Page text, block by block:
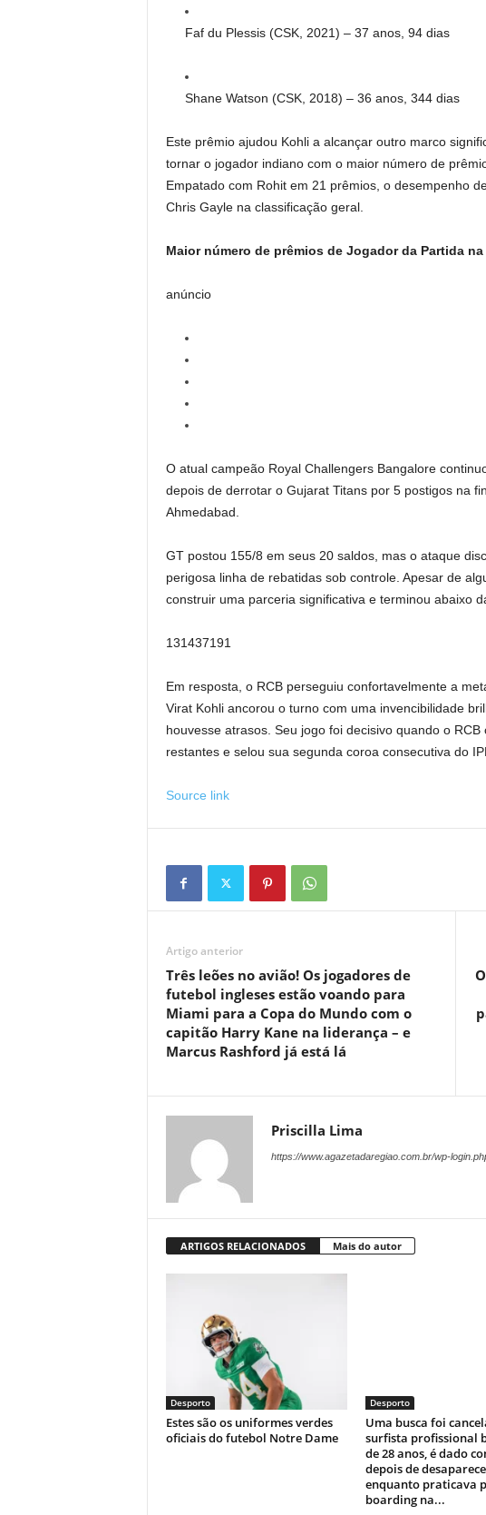
Faf du Plessis (CSK, 2021) – 37 anos, 94 dias
Shane Watson (CSK, 2018) – 36 anos, 344 dias
Este prêmio ajudou Kohli a alcançar outro marco
tornar o jogador indiano com o maior número de
Empatado com Rohit em 21 prêmios, o desempenho
Chris Gayle na classificação geral.
Maior número de prêmios de Jogador da Partida
anúncio
O atual campeão Royal Challengers Bangalore
depois de derrotar o Gujarat Titans por 5 postigos na
Ahmedabad.
GT postou 155/8 em seus 20 saldos, mas o ataque
perigosa linha de rebatidas sob controle. Apesar de
construir uma parceria significativa e terminou abaixo
131437191
Em resposta, o RCB perseguiu confortavelmente a
Virat Kohli ancorou o turno com uma invencibilidade
houvesse atrasos. Seu jogo foi decisivo quando o
restantes e selou sua segunda coroa consecutiva do
Source link
Artigo anterior
Três leões no avião! Os jogadores de
futebol ingleses estão voando para
Miami para a Copa do Mundo com o
capitão Harry Kane na liderança – e
Marcus Rashford já está lá
Priscilla Lima
https://www.agazetadaregiao.com.br/wp-
ARTIGOS RELACIONADOS Mais do autor
Desporto
Estes são os uniformes verdes
oficiais do futebol Notre Dame
Desporto
Uma busca foi
surfista profissional
de 28 anos, é dado
depois de
enquanto praticava
boarding na...